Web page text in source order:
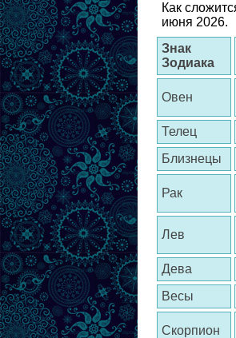
Как
июня 2026.
Знак
Зодиака
Овен
Телец
Близнецы
Рак
Лев
Дева
Весы
Скорпион